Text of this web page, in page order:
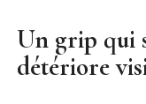
Un grip qui
détériore